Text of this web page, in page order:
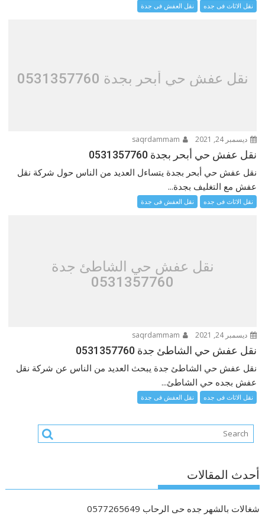
نقل الاثاث فى جده نقل العفش فى جدة
نقل عفش حي أبحر بجدة 0531357760
ديسمبر 24, 2021
نقل عفش حي أبحر بجدة 0531357760
نقل عفش حي أبحر بجدة يتساءل العديد من الناس حول شركة نقل
عفش مع التغليف بجدة...
نقل الاثاث فى جده نقل العفش فى جدة
نقل عفش حي الشاطئ جدة
0531357760
ديسمبر 24, 2021
نقل عفش حي الشاطئ جدة 0531357760
نقل عفش حي الشاطئ جدة يبحث العديد من الناس عن شركة نقل
عفش بجده حي الشاطئ...
نقل الاثاث فى جده نقل العفش فى جدة
أحدث المقالات
شغالات بالشهر جده حى الرحاب 0577265649